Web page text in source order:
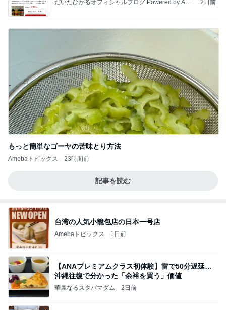
だいたひかるオフィシャルブログ Powered by Ame
2日前
もっと簡単なゴーヤの苦味とり方法
Amebaトピックス 23時間前
記事を読む
台湾の人気小籠包店の日本一号店
Amebaトピックス 1日前
【ANAプレミアムクラス初体験】雷で50分遅延…
沖縄往復で分かった「余裕を買う」価値
華麗なるスタバマダム 2日前